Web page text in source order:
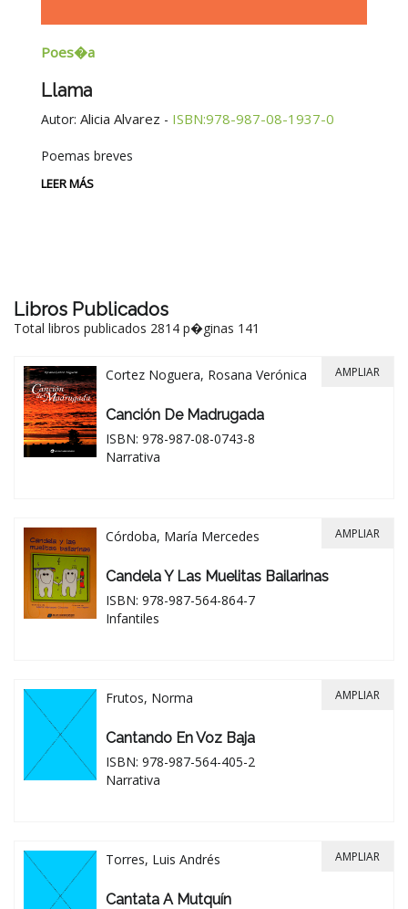
Poes�a
Llama
Autor: Alicia Alvarez - ISBN:978-987-08-1937-0
Poemas breves
LEER MÁS
Libros Publicados
Total libros publicados 2814 p�ginas 141
Cortez Noguera, Rosana Verónica
Canción De Madrugada
ISBN: 978-987-08-0743-8
Narrativa
AMPLIAR
Córdoba, María Mercedes
Candela Y Las Muelitas Bailarinas
ISBN: 978-987-564-864-7
Infantiles
AMPLIAR
Frutos, Norma
Cantando En Voz Baja
ISBN: 978-987-564-405-2
Narrativa
AMPLIAR
Torres, Luis Andrés
Cantata A Mutquín
AMPLIAR